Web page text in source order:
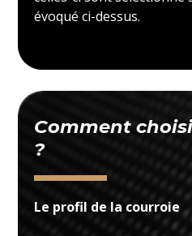
évoqué ci-dessus.
Comment
?
Le profil de la courroie